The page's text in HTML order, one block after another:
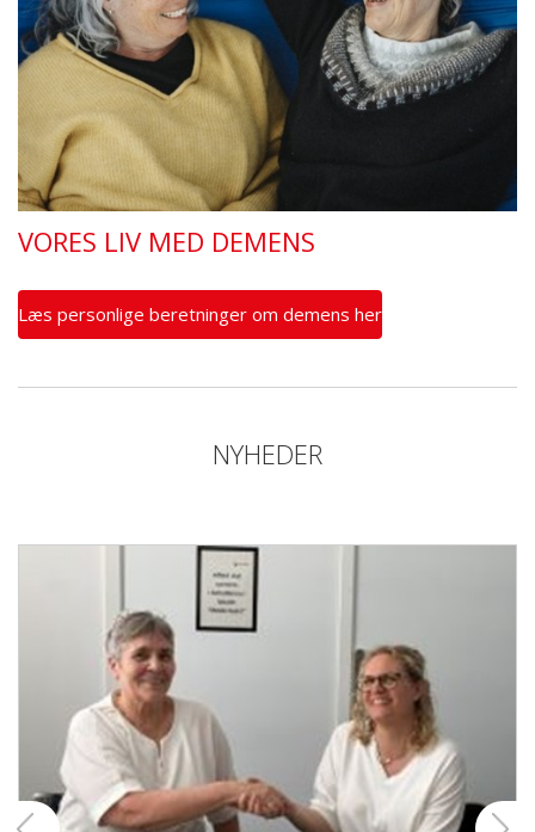
VORES LIV MED DEMENS
Læs personlige beretninger om demens her
NYHEDER